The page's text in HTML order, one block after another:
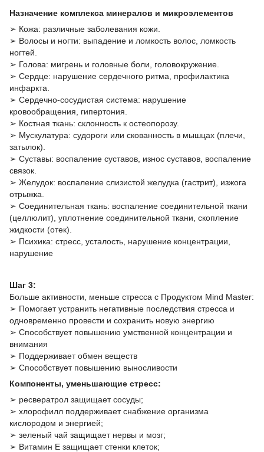
Назначение комплекса минералов и микроэлементов
➢ Кожа: различные заболевания кожи.
➢ Волосы и ногти: выпадение и ломкость волос, ломкость
ногтей.
➢ Голова: мигрень и головные боли, головокружение.
➢ Сердце: нарушение сердечного ритма, профилактика
инфаркта.
➢ Сердечно-сосудистая система: нарушение
кровообращения, гипертония.
➢ Костная ткань: склонность к остеопорозу.
➢ Мускулатура: судороги или скованность в мышцах (плечи,
затылок).
➢ Суставы: воспаление суставов, износ суставов, воспаление
связок.
➢ Желудок: воспаление слизистой желудка (гастрит), изжога
отрыжка.
➢ Соединительная ткань: воспаление соединительной ткани
(целлюлит), уплотнение соединительной ткани, скопление
жидкости (отек).
➢ Психика: стресс, усталость, нарушение концентрации,
нарушение
Шаг 3:
Больше активности, меньше стресса с Продуктом Mind Master:
➢ Помогает устранить негативные последствия стресса и
одновременно провести и сохранить новую энергию
➢ Способствует повышению умственной концентрации и
внимания
➢ Поддерживает обмен веществ
➢ Способствует повышению выносливости
Компоненты, уменьшающие стресс:
➢ ресвератрол защищает сосуды;
➢ хлорофилл поддерживает снабжение организма
кислородом и энергией;
➢ зеленый чай защищает нервы и мозг;
➢ Витамин E защищает стенки клеток;